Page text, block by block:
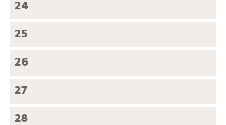
24
25
26
27
28